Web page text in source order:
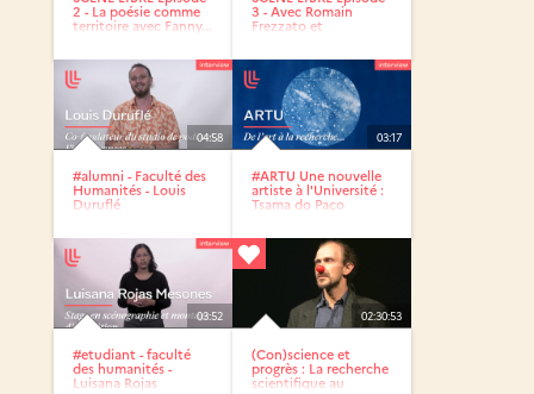
2 - La poésie comme
territoire avec Fanny...
3 - Avec Romain
Frezzato et
04:58
#alumni - Faculté des
Humanités - Louis
Duruflé
03:17
#ARTU Une nouvelle
artiste à l'Université :
Tsama do Paço
03:52
#etudiant - faculté
des humanités -
Luisana Rojas
02:30:53
(Con)science et
progrès : La recherche
scientifique au